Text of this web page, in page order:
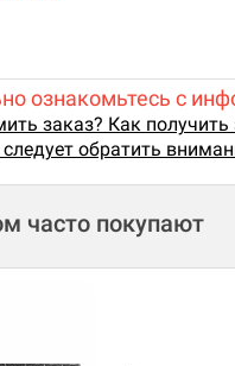
ознакомьтесь с
заказ? Как получить
обратить
часто покупают